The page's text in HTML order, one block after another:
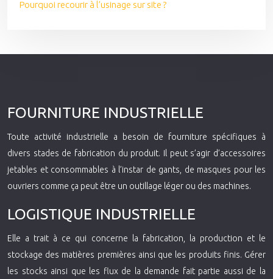
Pourquoi recourir à l’usinage sur site ?
FOURNITURE INDUSTRIELLE
Toute activité industrielle a besoin de fourniture spécifiques à
divers stades de fabrication du produit. Il peut s’agir d’accessoires
jetables et consommables à l’instar de gants, de masques pour les
ouvriers comme ça peut être un outillage léger ou des machines.
LOGISTIQUE INDUSTRIELLE
Elle a trait à ce qui concerne la fabrication, la production et le
stockage des matières premières ainsi que les produits finis. Gérer
les stocks ainsi que les flux de la demande fait partie aussi de la